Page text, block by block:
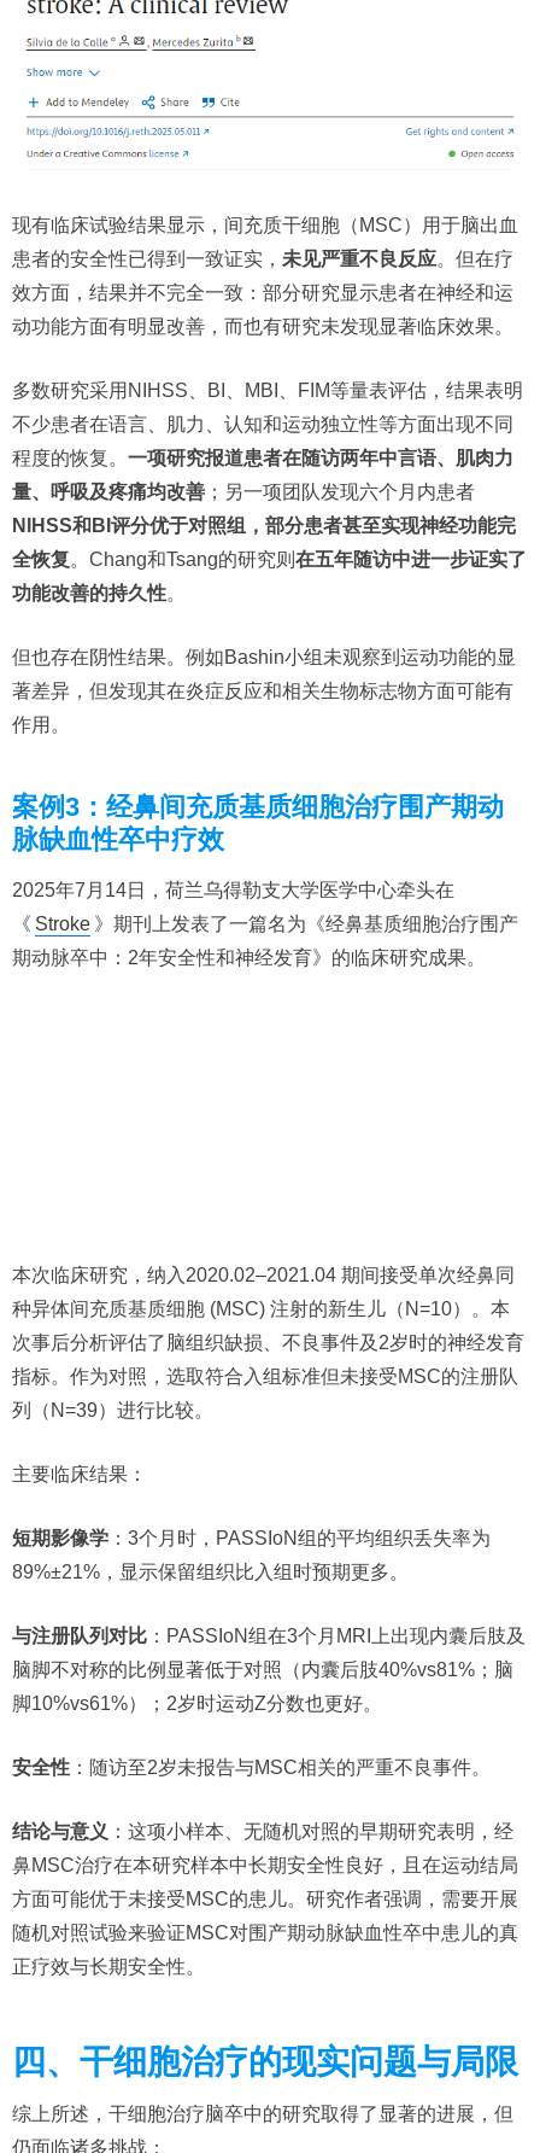
现有临床试验结果显示，间充质干细胞（MSC）用于脑出血
患者的安全性已得到一致证实， 未见严重不良反应。但在疗
效方面，结果并不完全一致：部分研究显示患者在神经和运
动功能方面有明显改善，而也有研究未发现显著临床效果。
多数研究采用NIHSS、BI、MBI、FIM等量表评估，结果表明
不少患者在语言、肌力、认知和运动独立性等方面出现不同
程度的恢复。 一项研究报道患者在随访两年中言语、肌肉力
量、呼吸及疼痛均改善 ；另一项团队发现六个月内患者
NIHSS和BI评分优于对照组，部分患者甚至实现神经功能完
全恢复。Chang和Tsang的研究则 在五年随访中进一步证实了
功能改善的持久性。
但也存在阴性结果。例如Bashin小组未观察到运动功能的显
著差异，但发现其在炎症反应和相关生物标志物方面可能有
作用。
案例3：经鼻间充质基质细胞治疗围产期动
脉缺血性卒中疗效
2025年7月14日，荷兰乌得勒支大学医学中心牵头在
《 Stroke 》期刊上发表了一篇名为《经鼻基质细胞治疗围产
期动脉卒中：2年安全性和神经发育》的临床研究成果。
本次临床研究，纳入2020.02–2021.04 期间接受单次经鼻同
种异体间充质基质细胞 (MSC) 注射的新生儿（N=10）。本
次事后分析评估了脑组织缺损、不良事件及2岁时的神经发育
指标。作为对照，选取符合入组标准但未接受MSC的注册队
列（N=39）进行比较。
主要临床结果：
短期影像学 ：3个月时，PASSIoN组的平均组织丢失率为
89%±21%，显示保留组织比入组时预期更多。
与注册队列对比 ：PASSIoN组在3个月MRI上出现内囊后肢及
脑脚不对称的比例显著低于对照（内囊后肢40%vs81%；脑
脚10%vs61%）；2岁时运动Z分数也更好。
安全性 ：随访至2岁未报告与MSC相关的严重不良事件。
结论与意义 ：这项小样本、无随机对照的早期研究表明，经
鼻MSC治疗在本研究样本中长期安全性良好，且在运动结局
方面可能优于未接受MSC的患儿。研究作者强调，需要开展
随机对照试验来验证MSC对围产期动脉缺血性卒中患儿的真
正疗效与长期安全性。
四、干细胞治疗的现实问题与局限
综上所述，干细胞治疗脑卒中的研究取得了显著的进展，但
仍面临诸多挑战：